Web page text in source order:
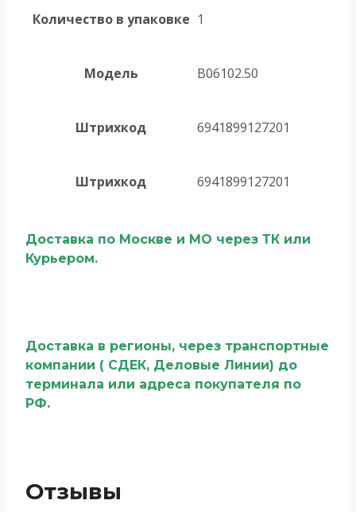
Количество в упаковке 1
Модель B06102.50
Штрихкод 6941899127201
Штрихкод 6941899127201
Доставка по Москве и МО через ТК или
Курьером.
Доставка в регионы, через транспортные
компании ( СДЕК, Деловые Линии) до
терминала или адреса покупателя по
РФ.
Отзывы